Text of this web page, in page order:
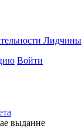
Лидчины
Войти
выданне